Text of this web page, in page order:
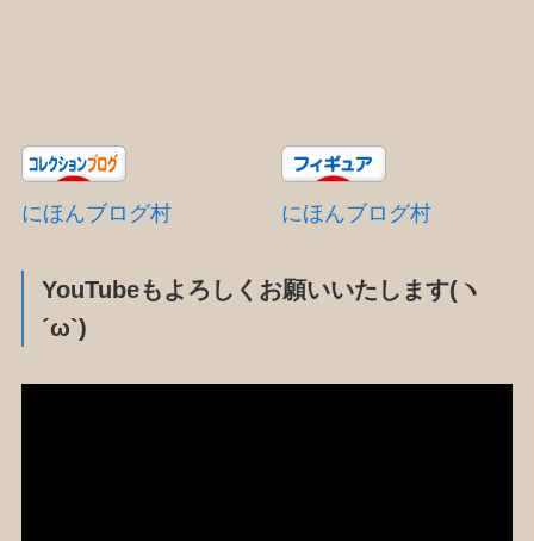
にほんブログ村 にほんブログ村
YouTubeもよろしくお願いいたします(ヽ
´ω`)